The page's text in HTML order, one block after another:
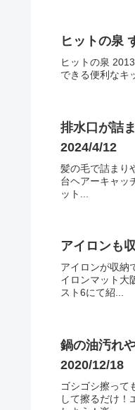
ヒットの泉
ヒットの泉
できる便利なキ
排水口が詰
2024/4/12
髪の毛で詰まり
台ヘアーキャッ
ット...
アイロンも
アイロンが収納
イロンマット大
スト6にて紹...
鍋の油汚れ
2020/12/18
ゴシゴシ擦って
して擦るだけ